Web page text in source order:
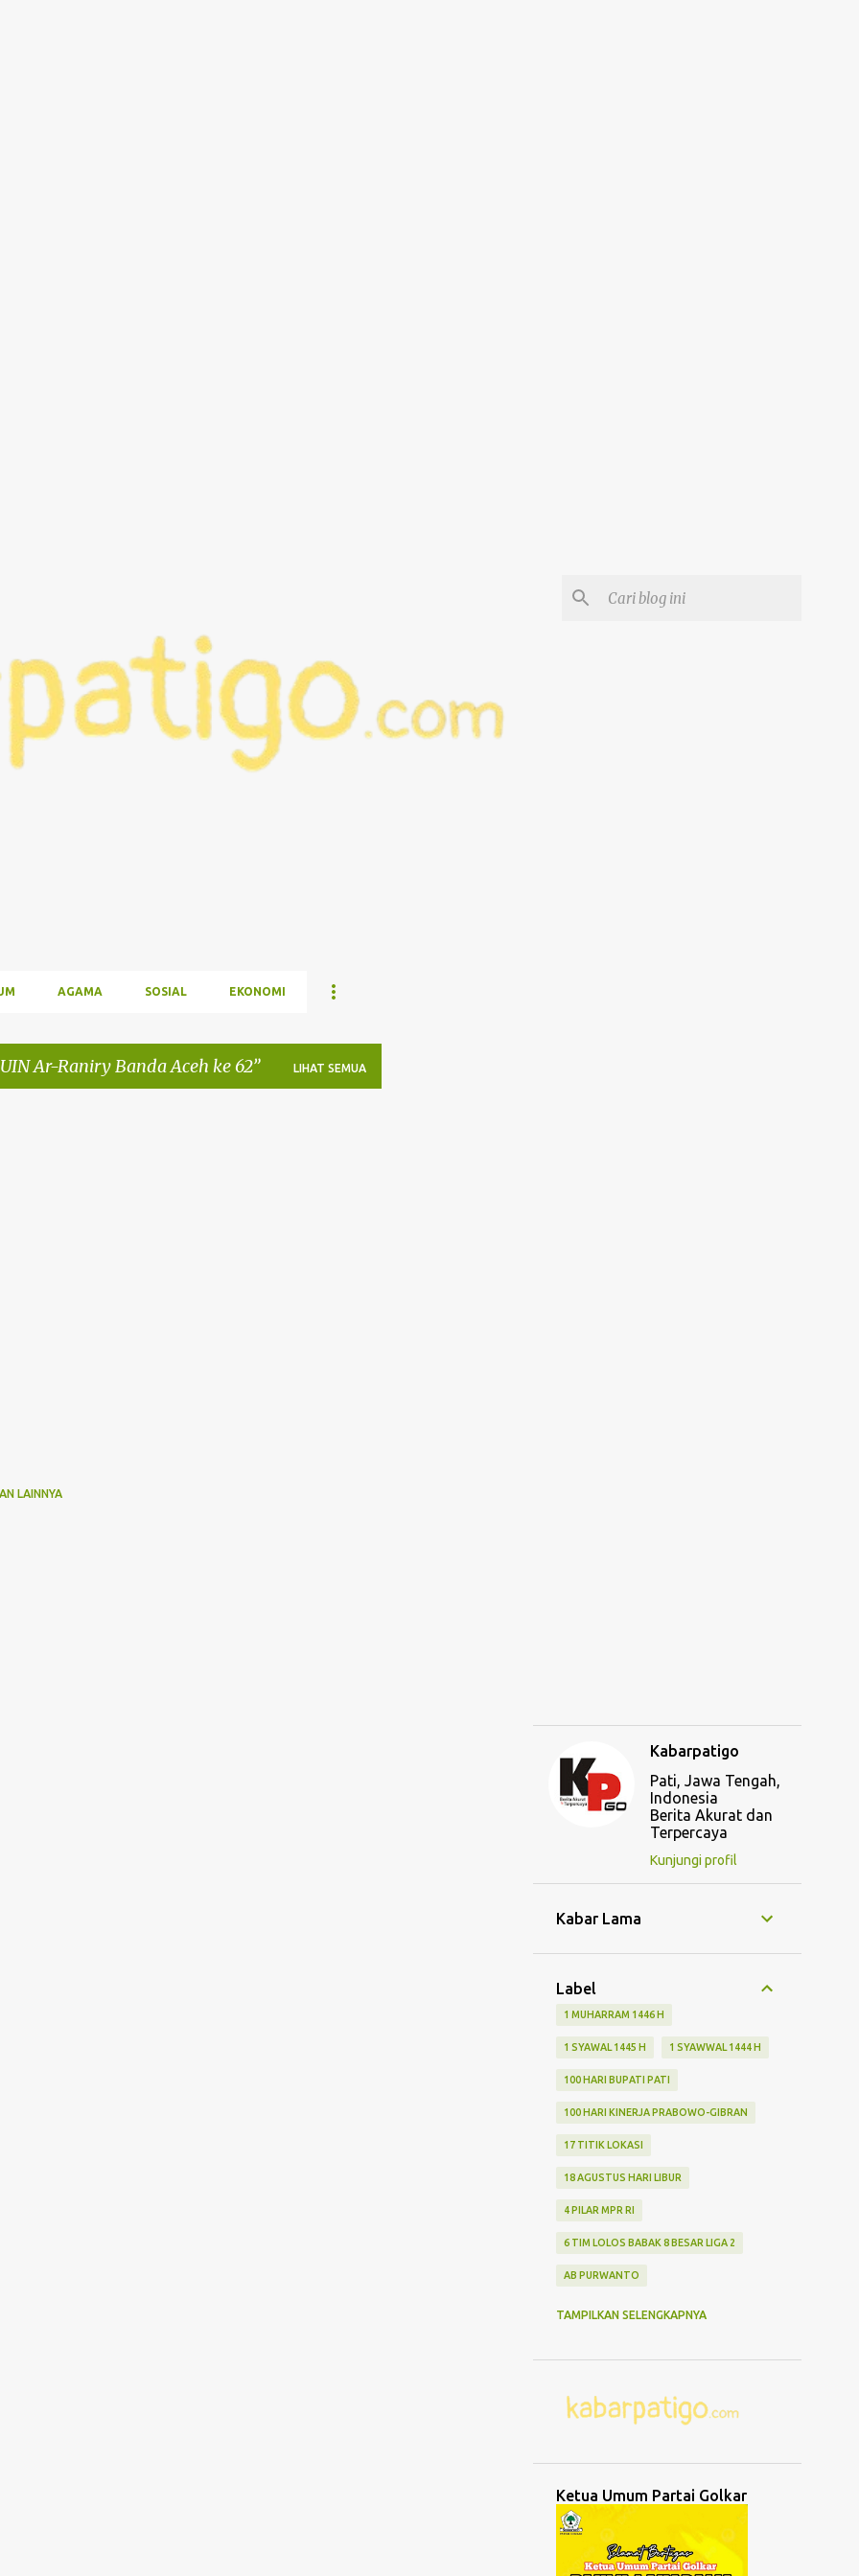
AGAMA SOSIAL EKONOMI
Ar-Raniry Banda Aceh ke 62 LIHAT SEMUA
LAINNYA
Kabarpatigo
Pati, Jawa Tengah,
Indonesia
Berita Akurat dan
Terpercaya
Kunjungi profil
Kabar Lama
Label
1 MUHARRAM 1446 H
1 SYAWAL 1445 H 1 SYAWWAL 1444 H
100 HARI BUPATI PATI
100 HARI KINERJA PRABOWO-GIBRAN
17 TITIK LOKASI
18 AGUSTUS HARI LIBUR
4 PILAR MPR RI
6 TIM LOLOS BABAK 8 BESAR LIGA 2
AB PURWANTO
ABURIZAL BAKRIE ACMU
AGRO WISATA MELON
AGUNG DANARTO AGUNG LAKSONO
AGUS EKO WIBOWO
TAMPILKAN SELENGKAPNYA
Ketua Umum Partai Golkar